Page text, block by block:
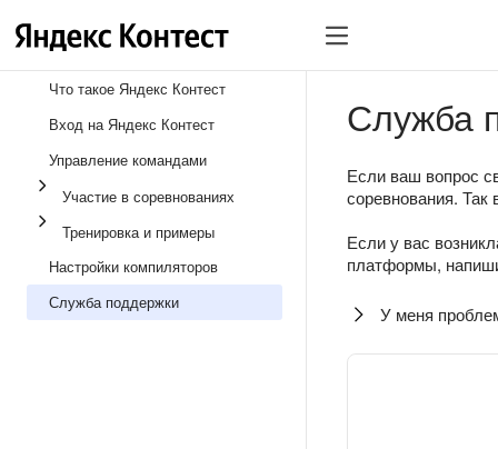
Что такое Яндекс Контест
Вход на Яндекс Контест
Управление командами
Участие в соревнованиях
Тренировка и примеры
Настройки компиляторов
Служба поддержки
Служба
Если ваш вопрос
соревнования. Так
Если у вас
платформы,
У меня